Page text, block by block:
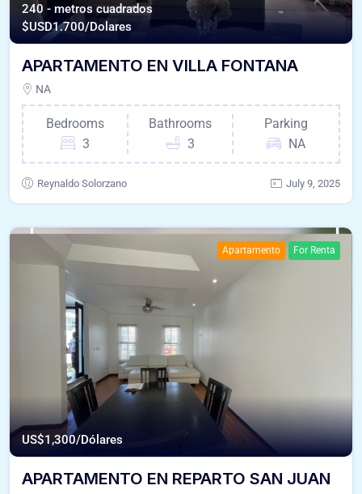
240 - metros cuadrados
$USD1.700/Dolares
APARTAMENTO EN VILLA FONTANA
NA
Bedrooms
3
Bathrooms
3
Parking
NA
Reynaldo Solorzano July 9, 2025
Apartamento For Renta
US$1,300/Dólares
APARTAMENTO EN REPARTO SAN JUAN